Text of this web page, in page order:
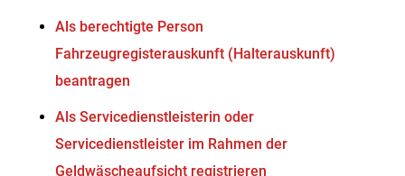
Als berechtigte Person
Fahrzeugregisterauskunft (Halterauskunft)
beantragen
Als Servicedienstleisterin oder
Servicedienstleister im Rahmen der
Geldwäscheaufsicht registrieren